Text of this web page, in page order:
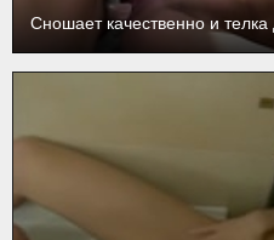
Сношает качественно и